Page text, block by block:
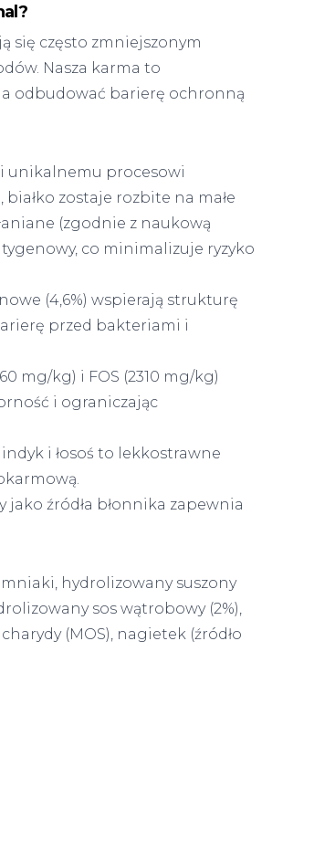
się często zmniejszonym
Nasza karma to
odbudować barierę ochronną
unikalnemu procesowi
zostaje rozbite na małe
(zgodnie z naukową
co minimalizuje ryzyko
(4,6%) wspierają strukturę
przed bakteriami i
mg/kg) i FOS (2310 mg/kg)
i ograniczając
i łosoś to lekkostrawne
jako źródła błonnika zapewnia
hydrolizowany suszony
sos wątrobowy (2%),
(MOS), nagietek (źródło